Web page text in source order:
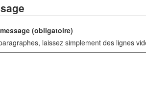
(obligatoire)
laissez simplement des lignes